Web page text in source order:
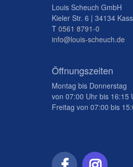
Louis Scheuch GmbH
Kieler Str. 6 | 34134
T 0561 8791-0
info@louis-scheuch.de
Öffnungszeiten
Montag bis Donnerstag
von 07:00 Uhr bis 16:15
Freitag von 07:00 bis